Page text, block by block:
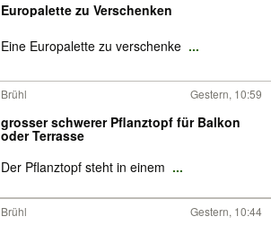
Europalette zu Verschenken
Eine Europalette zu verschenke ...
Brühl Gestern, 10:59
grosser schwerer Pflanztopf für Balkon
oder Terrasse
Der Pflanztopf steht in einem ...
Brühl Gestern, 10:44